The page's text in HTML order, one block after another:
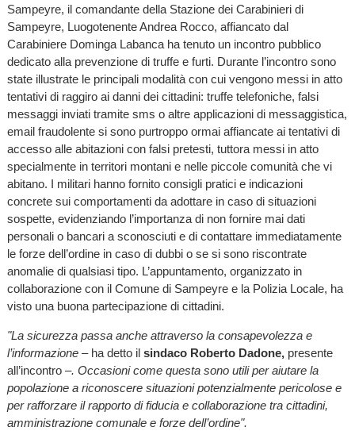
Sampeyre, il comandante della Stazione dei Carabinieri di
Sampeyre, Luogotenente Andrea Rocco, affiancato dal
Carabiniere Dominga Labanca ha tenuto un incontro pubblico
dedicato alla prevenzione di truffe e furti. Durante l’incontro sono
state illustrate le principali modalità con cui vengono messi in atto
tentativi di raggiro ai danni dei cittadini: truffe telefoniche, falsi
messaggi inviati tramite sms o altre applicazioni di messaggistica,
email fraudolente si sono purtroppo ormai affiancate ai tentativi di
accesso alle abitazioni con falsi pretesti, tuttora messi in atto
specialmente in territori montani e nelle piccole comunità che vi
abitano. I militari hanno fornito consigli pratici e indicazioni
concrete sui comportamenti da adottare in caso di situazioni
sospette, evidenziando l’importanza di non fornire mai dati
personali o bancari a sconosciuti e di contattare immediatamente
le forze dell’ordine in caso di dubbi o se si sono riscontrate
anomalie di qualsiasi tipo. L’appuntamento, organizzato in
collaborazione con il Comune di Sampeyre e la Polizia Locale, ha
visto una buona partecipazione di cittadini.
"La sicurezza passa anche attraverso la consapevolezza e
l’informazione– ha detto il sindaco Roberto Dadone,presente
all’incontro –. Occasioni come questa sono utili per aiutare la
popolazione a riconoscere situazioni potenzialmente pericolose e
per rafforzare il rapporto di fiducia e collaborazione tra cittadini,
amministrazione comunale e forze dell’ordine".